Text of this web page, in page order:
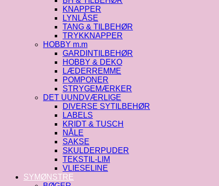
KNAPPER
LYNLÅSE
TANG & TILBEHØR
TRYKKNAPPER
HOBBY m.m
GARDINTILBEHØR
HOBBY & DEKO
LÆDERREMME
POMPONER
STRYGEMÆRKER
DET UUNDVÆRLIGE
DIVERSE SYTILBEHØR
LABELS
KRIDT & TUSCH
NÅLE
SAKSE
SKULDERPUDER
TEKSTIL-LIM
VLIESELINE
SYMØNSTRE